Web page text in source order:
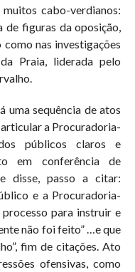
cabo-verdianos:
figuras da oposição,
nas investigações
Praia, liderada pelo
uma sequência de atos
a Procuradoria-
públicos claros e
em conferência de
disse, passo a citar:
e a Procuradoria-
para instruir e
não foi feito” …e que
fim de citações. Ato
ofensivas, como